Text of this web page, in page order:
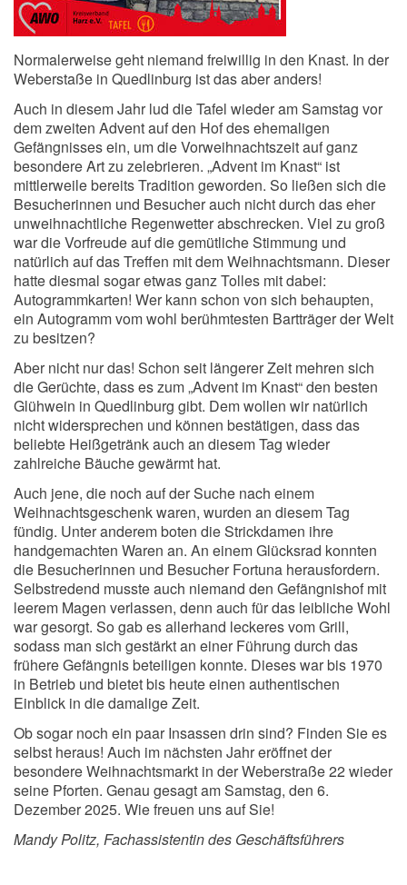
Normalerweise geht niemand freiwillig in den Knast. In der
Weberstaße in Quedlinburg ist das aber anders!
Auch in diesem Jahr lud die Tafel wieder am Samstag vor
dem zweiten Advent auf den Hof des ehemaligen
Gefängnisses ein, um die Vorweihnachtszeit auf ganz
besondere Art zu zelebrieren. „Advent im Knast“ ist
mittlerweile bereits Tradition geworden. So ließen sich die
Besucherinnen und Besucher auch nicht durch das eher
unweihnachtliche Regenwetter abschrecken. Viel zu groß
war die Vorfreude auf die gemütliche Stimmung und
natürlich auf das Treffen mit dem Weihnachtsmann. Dieser
hatte diesmal sogar etwas ganz Tolles mit dabei:
Autogrammkarten! Wer kann schon von sich behaupten,
ein Autogramm vom wohl berühmtesten Bartträger der Welt
zu besitzen?
Aber nicht nur das! Schon seit längerer Zeit mehren sich
die Gerüchte, dass es zum „Advent im Knast“ den besten
Glühwein in Quedlinburg gibt. Dem wollen wir natürlich
nicht widersprechen und können bestätigen, dass das
beliebte Heißgetränk auch an diesem Tag wieder
zahlreiche Bäuche gewärmt hat.
Auch jene, die noch auf der Suche nach einem
Weihnachtsgeschenk waren, wurden an diesem Tag
fündig. Unter anderem boten die Strickdamen ihre
handgemachten Waren an. An einem Glücksrad konnten
die Besucherinnen und Besucher Fortuna herausfordern.
Selbstredend musste auch niemand den Gefängnishof mit
leerem Magen verlassen, denn auch für das leibliche Wohl
war gesorgt. So gab es allerhand leckeres vom Grill,
sodass man sich gestärkt an einer Führung durch das
frühere Gefängnis beteiligen konnte. Dieses war bis 1970
in Betrieb und bietet bis heute einen authentischen
Einblick in die damalige Zeit.
Ob sogar noch ein paar Insassen drin sind? Finden Sie es
selbst heraus! Auch im nächsten Jahr eröffnet der
besondere Weihnachtsmarkt in der Weberstraße 22 wieder
seine Pforten. Genau gesagt am Samstag, den 6.
Dezember 2025. Wie freuen uns auf Sie!
Mandy Politz, Fachassistentin des Geschäftsführers